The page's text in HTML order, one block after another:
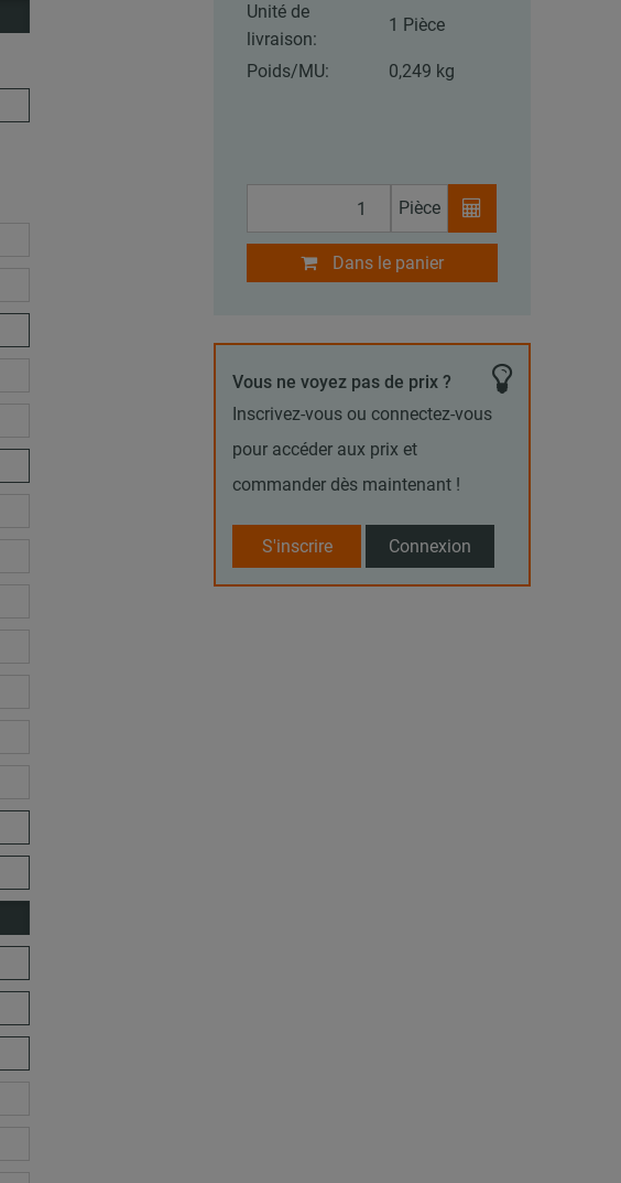
Unité de
livraison:
1 Pièce
Poids/MU: 0,249 kg
Pièce
Dans le panier
Vous ne voyez pas de prix ?
Inscrivez-vous ou connectez-vous
pour accéder aux prix et
commander dès maintenant !
S'inscrire Connexion